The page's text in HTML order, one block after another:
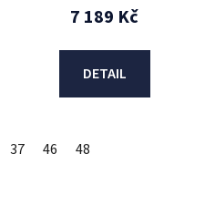
7 189 Kč
DETAIL
37 46 48